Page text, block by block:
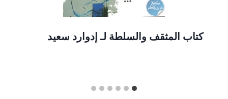
كتاب المثقف والسلطة لـ إدوارد سعيد